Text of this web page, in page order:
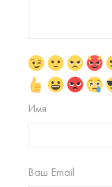
Имя
Ваш Email